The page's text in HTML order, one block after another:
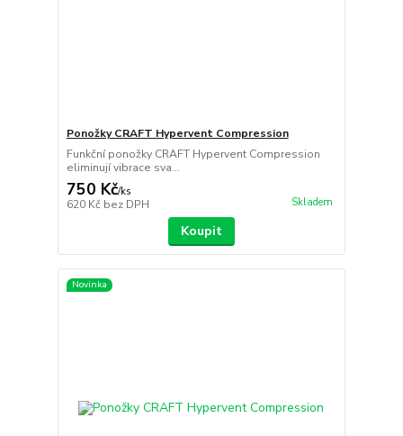
Ponožky CRAFT Hypervent Compression
Funkční ponožky CRAFT Hypervent Compression
eliminují vibrace sva...
750 Kč/ks
620 Kč bez DPH Skladem
Koupit
Novinka